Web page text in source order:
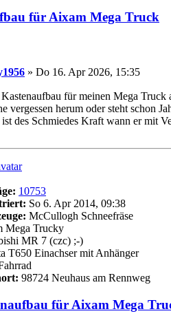
für Aixam Mega Truck
» Do 16. Apr 2026, 15:35
Kastenaufbau für meinen Mega
vergessen herum oder steht schon
des Schmiedes Kraft wann er mit
10753
So 6. Apr 2014, 09:38
McCullogh Schneefräse
Mega Trucky
MR 7 (czc) ;-)
T650 Einachser mit Anhänger
98724 Neuhaus am Rennweg
für Aixam Mega